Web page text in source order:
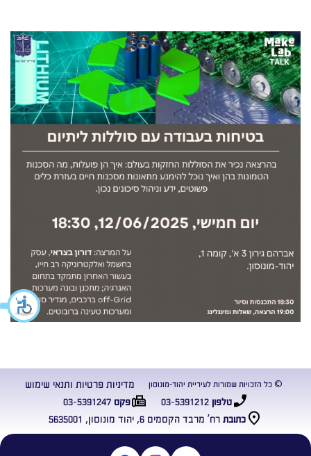
כתובת רח’ מרבד הקסמים 6, יהוד מונוסון, 5635001
טלפון03-5391212 פקס03-5391247
© כל הזכויות שמורות לעיריית יהוד-מונוסון מדיניות פרטיות ותנאי שימוש